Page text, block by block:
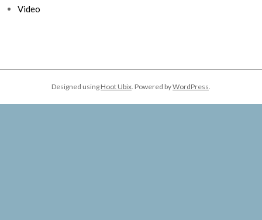
Video
Designed using Hoot Ubix. Powered byWordPress.